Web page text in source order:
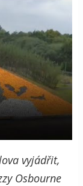
vyjádřit,
Osbourne